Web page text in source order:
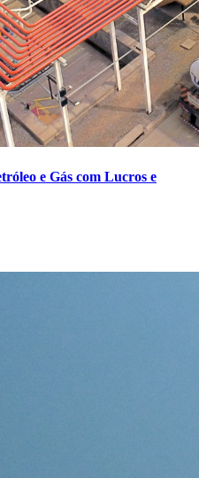
e Gás com Lucros e